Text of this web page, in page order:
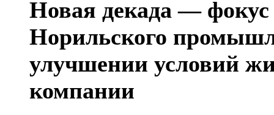
Новая декада — фокус
Норильского
улучшении условий
компании